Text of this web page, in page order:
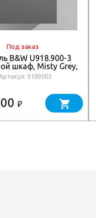
Под заказ
B&W U918.900-3
шкаф, Misty Grey,
направляющие,
раковина
9189003
₽